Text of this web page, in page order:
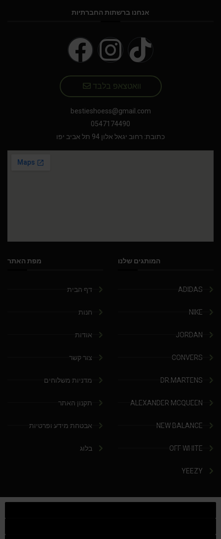
אנחנו ברשתות החברתיות
וואטצאפ בלבד
bestieshoess@gmail.com
0547174490
כתובת: רחוב יגאל אלון 94 תל אביב יפו
המותגים שלנו
ADIDAS
NIKE
JORDAN
CONVERS
DR.MARTENS
ALEXANDER MCQUEEN
NEW BALANCE
OFF WHITE
YEEZY
מפת האתר
דף הבית
חנות
אודות
צור קשר
מדניות משלוחים
תקנון האתר
אבטחת מידע ופרטיות
בלוג